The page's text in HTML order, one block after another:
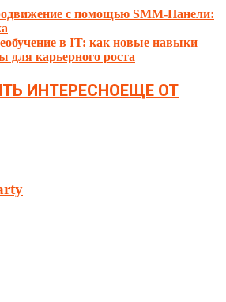
с помощью SMM-Панели:
в IT: как новые навыки
для карьерного роста
ИНТЕРЕСНОЕЩЕ ОТ